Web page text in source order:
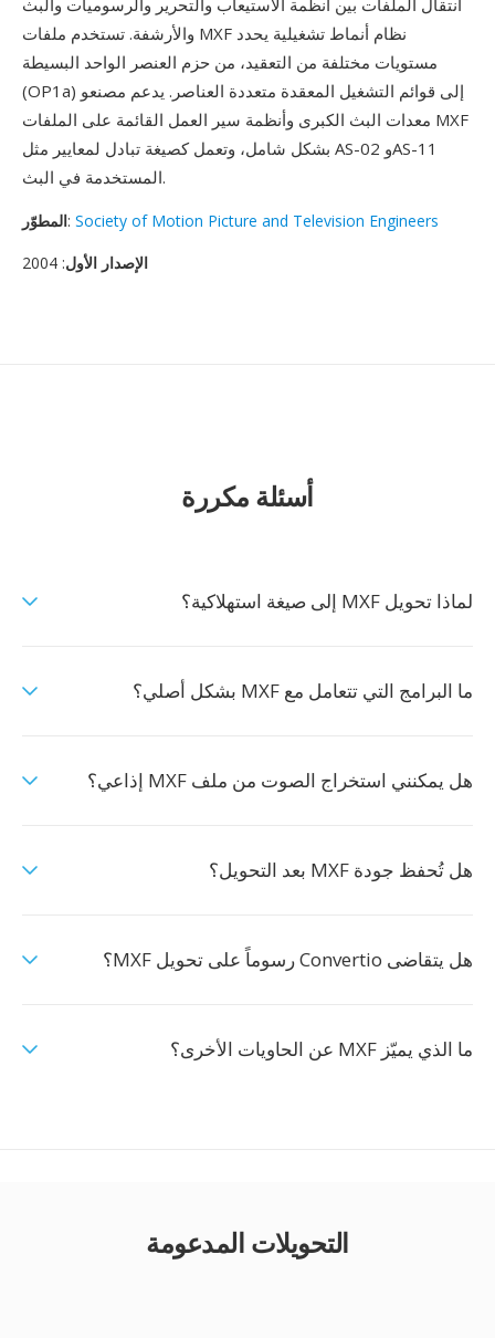
انتقال الملفات بين أنظمة الاستيعاب والتحرير والرسوميات والبث
والأرشفة. تستخدم ملفات MXF نظام أنماط تشغيلية يحدد
مستويات مختلفة من التعقيد، من حزم العنصر الواحد البسيطة
(OP1a) إلى قوائم التشغيل المعقدة متعددة العناصر. يدعم مصنعو
معدات البث الكبرى وأنظمة سير العمل القائمة على الملفات MXF
بشكل شامل، وتعمل كصيغة تبادل لمعايير مثل AS-02 وAS-11
المستخدمة في البث.
المطوّر: Society of Motion Picture and Television Engineers
الإصدار الأول: 2004
أسئلة مكررة
لماذا تحويل MXF إلى صيغة استهلاكية؟
ما البرامج التي تتعامل مع MXF بشكل أصلي؟
هل يمكنني استخراج الصوت من ملف MXF إذاعي؟
هل تُحفظ جودة MXF بعد التحويل؟
هل يتقاضى Convertio رسوماً على تحويل MXF؟
ما الذي يميّز MXF عن الحاويات الأخرى؟
التحويلات المدعومة